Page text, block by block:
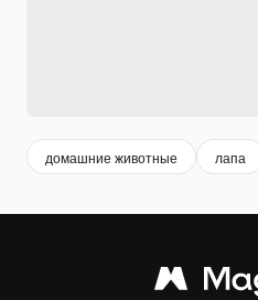
домашние животные лапа